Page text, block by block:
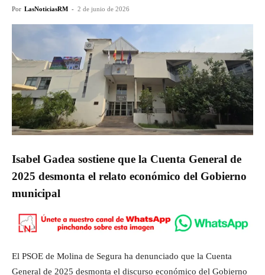
Por LasNoticiasRM - 2 de junio de 2026
Isabel Gadea sostiene que la Cuenta General de
2025 desmonta el relato económico del Gobierno
municipal
El PSOE de Molina de Segura ha denunciado que la Cuenta
General de 2025 desmonta el discurso económico del Gobierno